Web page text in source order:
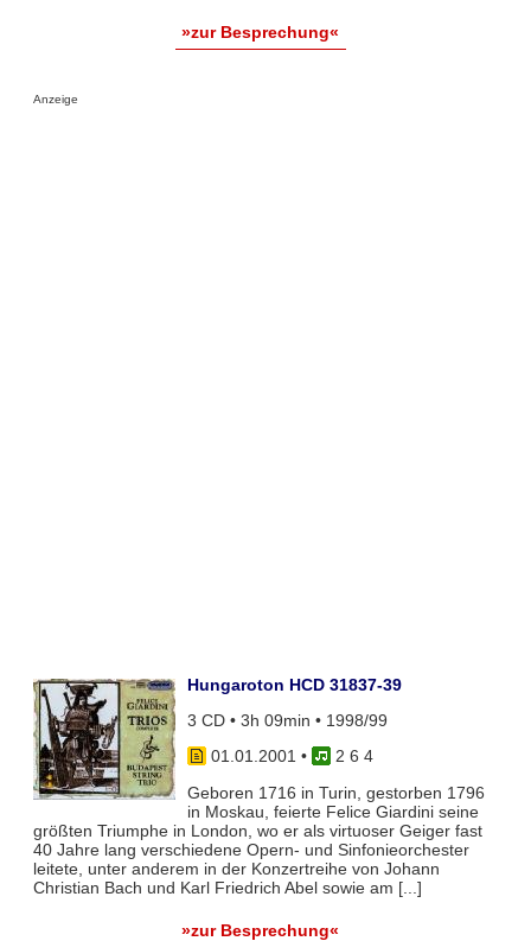
»zur Besprechung«
Anzeige
Hungaroton HCD 31837-39
3 CD • 3h 09min • 1998/99
01.01.2001 •
2 6 4
Geboren 1716 in Turin, gestorben 1796
in Moskau, feierte Felice Giardini seine
größten Triumphe in London, wo er als virtuoser Geiger fast
40 Jahre lang verschiedene Opern- und Sinfonieorchester
leitete, unter anderem in der Konzertreihe von Johann
Christian Bach und Karl Friedrich Abel sowie am [...]
»zur Besprechung«